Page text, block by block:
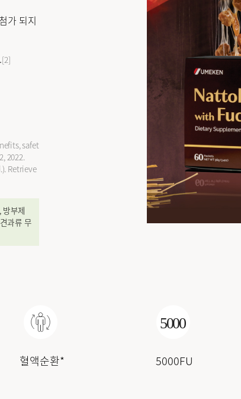
가 되지
[2]
safet
2022.
Retrieve
부제
과류 무
혈액순환* 5000FU